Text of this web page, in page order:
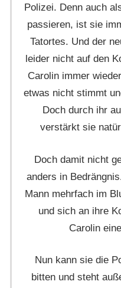
Polizei. Denn auch
passieren, ist sie
Tatortes. Und der
leider nicht auf den
Carolin immer
etwas nicht stimmt
Doch durch ihr
verstärkt sie
Doch damit nicht
anders in
Mann mehrfach im
und sich an ihre
Carolin
Nun kann sie die
bitten und steht